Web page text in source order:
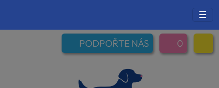
☰
PODPOŘTE NÁS 0